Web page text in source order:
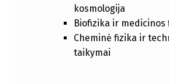
kosmologija
Biofizika ir medicinos
Cheminė fizika ir
taikymai